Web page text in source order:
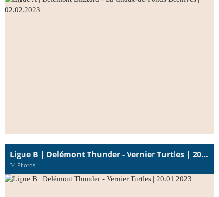
Ligue B | Delémont Thunder - Vernier Turtles | 20.01.2023
34 Photos